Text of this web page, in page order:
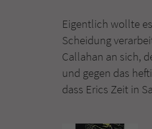
Eigentlich wollte
Scheidung
Callahan an sich,
und gegen das
dass Erics Zeit in